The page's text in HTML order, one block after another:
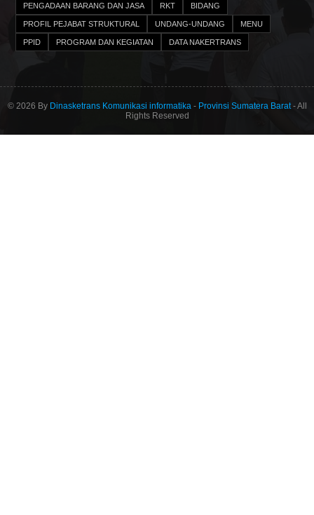
PENGADAAN BARANG DAN JASA RKT BIDANG
PROFIL PEJABAT STRUKTURAL UNDANG-UNDANG MENU
PPID PROGRAM DAN KEGIATAN DATA NAKERTRANS
© 2026 By Dinasketrans Komunikasi informatika - Provinsi Sumatera Barat- All
Rights Reserved